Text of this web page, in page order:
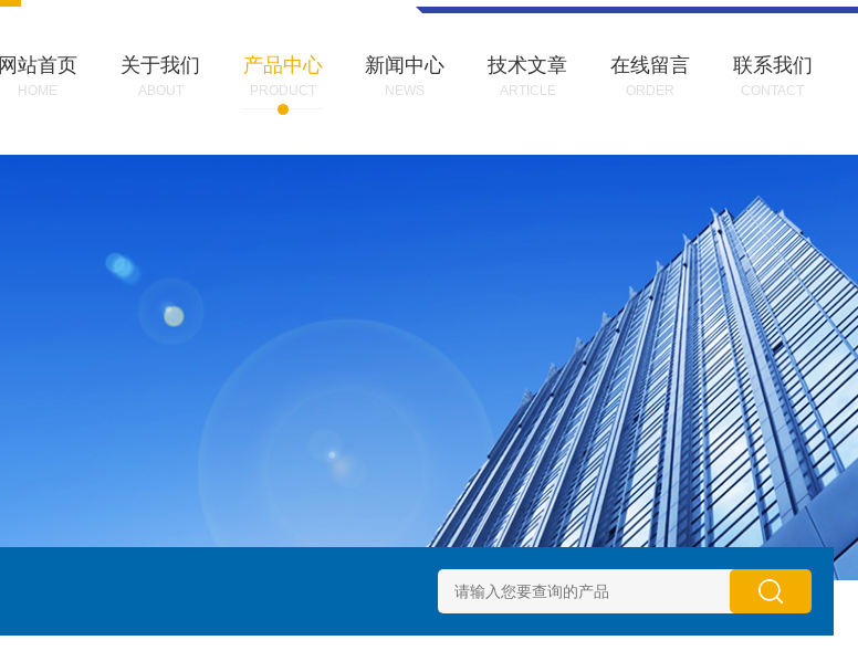
网站首页
HOME
关于我们
ABOUT
产品中心
PRODUCT
新闻中心
NEWS
技术文章
ARTICLE
在线留言
ORDER
联系我们
CONTACT
意大利GT气动执行器型号GTXB 127_GTXB 160 意大利GT气动执行器